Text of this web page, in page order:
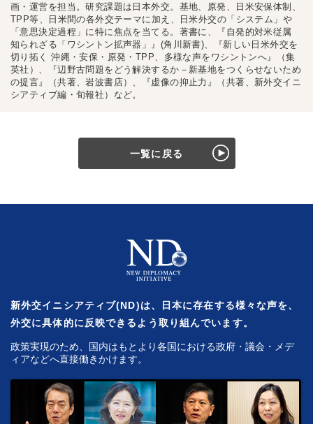
画・運営を担当。研究課題は日本外交。基地、原発、日米安保体制、
TPP等、日米間の各外交テーマに加え、日米外交の「システム」や
「意思決定過程」に特に焦点を当てる。著書に、『自発的対米従属
知られざる「ワシントン拡声器」』(角川新書)、『新しい日米外交を
切り拓く 沖縄・安保・原発・TPP、多様な声をワシントンへ』（集
英社）、『辺野古問題をどう解決するか－新基地をつくらせないため
の提言』（共著、岩波書店）、『虚像の抑止力』（共著、新外交イニ
シアティブ編・旬報社）など。
一覧に戻る
新外交イニシアティブ(ND)は、日本に存在する様々な声を、
外交に具体的に反映できるよう取り組んでいます。
政策実現のため、国内はもとより各国における政府・議会・メデ
ィアなどへ直接働きかけます。